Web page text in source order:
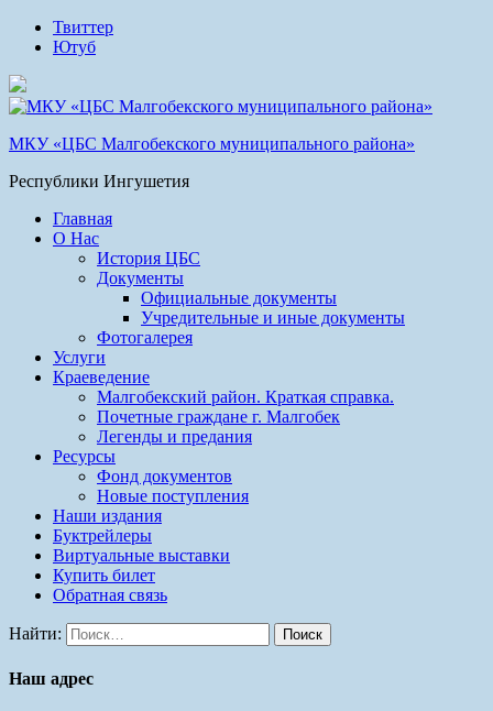
Твиттер
Ютуб
МКУ «ЦБС Малгобекского муниципального района»
Республики Ингушетия
Главная
О Нас
История ЦБС
Документы
Официальные документы
Учредительные и иные документы
Фотогалерея
Услуги
Краеведение
Малгобекский район. Краткая справка.
Почетные граждане г. Малгобек
Легенды и предания
Ресурсы
Фонд документов
Новые поступления
Наши издания
Буктрейлеры
Виртуальные выставки
Купить билет
Обратная связь
Найти:
Наш адрес